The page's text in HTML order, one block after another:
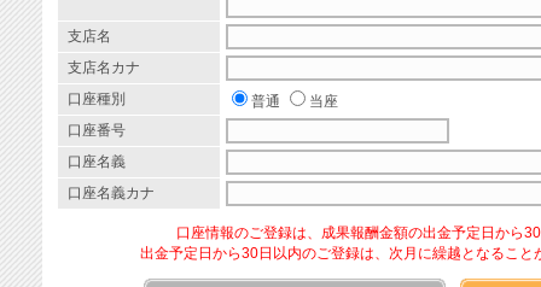
支店名
支店名カナ
口座種別
普通
当座
口座番号
口座名義
口座名義カナ
口座情報のご登録は、成果報酬金額の出金予定日から
出金予定日から30日以内のご登録は、次月に繰越となるこ